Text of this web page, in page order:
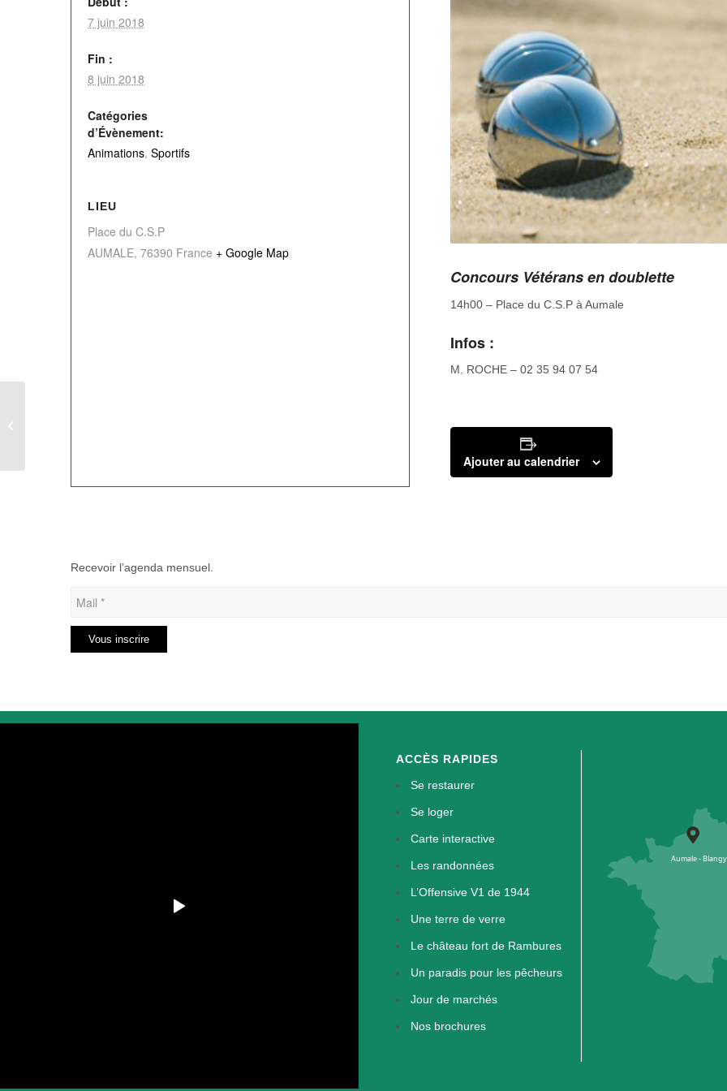
Concours Vétérans en doublette
14h00 – Place du C.S.P à Aumale
Infos :
M. ROCHE – 02 35 94 07 54
Ajouter au calendrier
7 juin 2018
Fin :
8 juin 2018
Catégories
d’Évènement:
Animations, Sportifs
LIEU
Place du C.S.P
AUMALE, 76390 France + Google Map
Recevoir l’agenda mensuel.
ACCÈS RAPIDES
Se restaurer
Se loger
Carte interactive
Les randonnées
L’Offensive V1 de 1944
Une terre de verre
Le château fort de Rambures
Un paradis pour les pêcheurs
Jour de marchés
Nos brochures